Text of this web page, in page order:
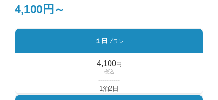
4,100円～
１日 プラン
4,100円
税込
-----------
1泊2日